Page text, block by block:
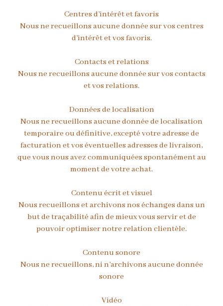
Centres d’intérêt et favoris
Nous ne recueillons aucune donnée sur vos centres
d’intérêt et vos favoris.
Contacts et relations
Nous ne recueillons aucune donnée sur vos contacts
et vos relations.
Données de localisation
Nous ne recueillons aucune donnée de localisation
temporaire ou définitive, excepté votre adresse de
facturation et vos éventuelles adresses de livraison,
que vous nous avez communiquées spontanément au
moment de votre achat.
Contenu écrit et visuel
Nous recueillons et archivons nos échanges dans un
but de traçabilité afin de mieux vous servir et de
pouvoir optimiser notre relation clientèle.
Contenu sonore
Nous ne recueillons, ni n’archivons aucune donnée
sonore
Vidéo